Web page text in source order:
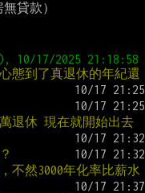
貸款）
態到了真退休的年紀還
退休 現在就開始出去
不然3000年化率比薪水